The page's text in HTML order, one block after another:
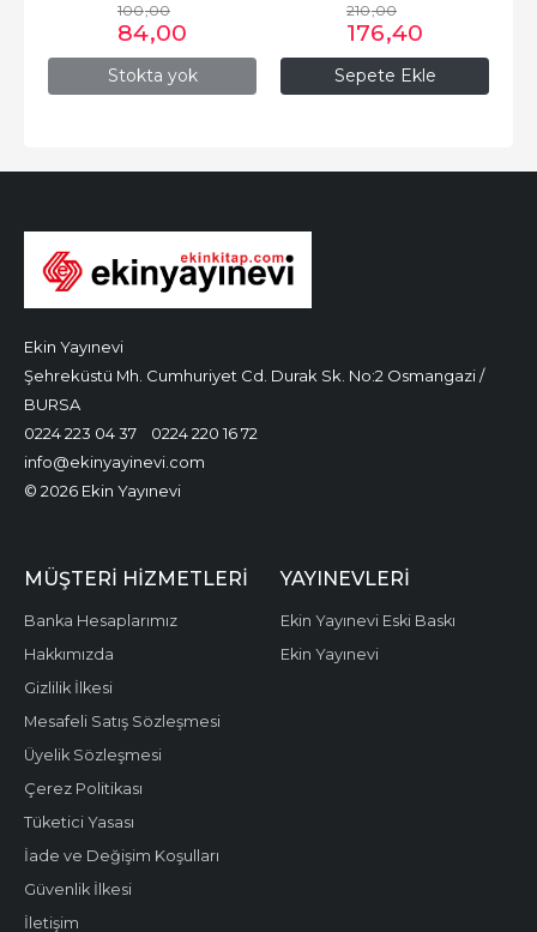
Stokta yok
100,00
84,00
Sepete Ekle
210,00
176,40
Ekin Yayınevi
Şehreküstü Mh. Cumhuriyet Cd. Durak Sk. No:2 Osmangazi /
BURSA
0224 223 04 37
0224 220 16 72
info@ekinyayinevi.com
© 2026 Ekin Yayınevi
MÜŞTERI HIZMETLERI
Banka Hesaplarımız
Hakkımızda
Gizlilik İlkesi
Mesafeli Satış Sözleşmesi
Üyelik Sözleşmesi
Çerez Politikası
Tüketici Yasası
İade ve Değişim Koşulları
Güvenlik İlkesi
İletişim
YAYINEVLERI
Ekin Yayınevi Eski Baskı
Ekin Yayınevi